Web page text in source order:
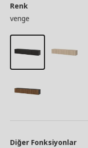
Renk
venge
Diğer Fonksiyonlar